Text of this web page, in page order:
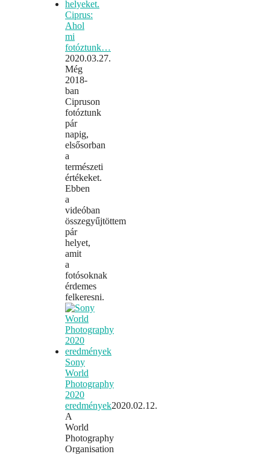
Ciprus:
Ahol
mi
fotóztunk…
2020.03.27.
Még
2018-
ban
Cipruson
fotóztunk
pár
napig,
elsősorban
a
természeti
értékeket.
Ebben
a
videóban
összegyűjtöttem
pár
helyet,
amit
a
fotósoknak
érdemes
felkeresni.
Sony
World
Photography
2020
eredmények2020.02.12.
A
World
Photography
Organisation